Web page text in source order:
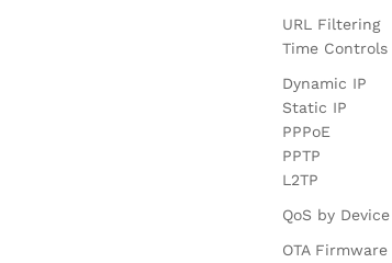
URL Filtering
Time Controls
Dynamic IP
Static IP
PPPoE
PPTP
L2TP
QoS by Device
OTA